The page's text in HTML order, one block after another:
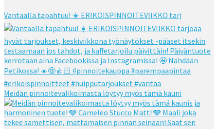
Vantaalla tapahtuu! ☀️ ERIKOISPINNOITEVIIKKO tarj
Meidän pinnoitevalikoimasta löytyy myös tämä kauni